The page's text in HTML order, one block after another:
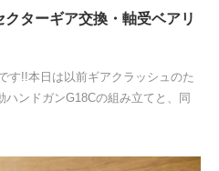
ターギア交換・軸受ベアリ
す!!本日は以前ギアクラッシュのた
ンドガンG18Cの組み立てと、同